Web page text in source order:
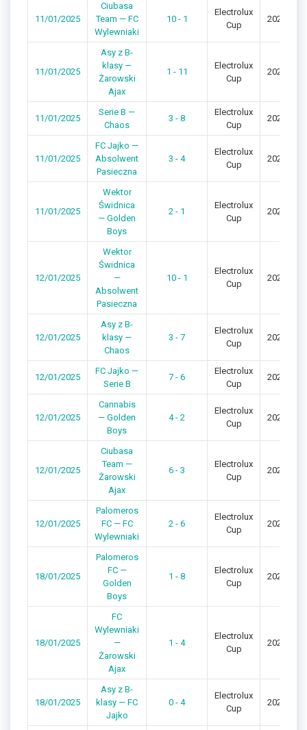
11/01/2025
Ciubasa
Team — FC
Wylewniaki
10 - 1
Electrolux
Cup
2024/
11/01/2025
Asy z B-
klasy —
Żarowski
Ajax
1 - 11
Electrolux
Cup
2024/
11/01/2025
Serie B —
Chaos
3 - 8
Electrolux
Cup
2024/
11/01/2025
FC Jajko —
Absolwent
Pasieczna
3 - 4
Electrolux
Cup
2024/
11/01/2025
Wektor
Świdnica
— Golden
Boys
2 - 1
Electrolux
Cup
2024/
12/01/2025
Wektor
Świdnica
—
Absolwent
Pasieczna
10 - 1
Electrolux
Cup
2024/
12/01/2025
Asy z B-
klasy —
Chaos
3 - 7
Electrolux
Cup
2024/
12/01/2025
FC Jajko —
Serie B
7 - 6
Electrolux
Cup
2024/
12/01/2025
Cannabis
— Golden
Boys
4 - 2
Electrolux
Cup
2024/
12/01/2025
Ciubasa
Team —
Żarowski
Ajax
6 - 3
Electrolux
Cup
2024/
12/01/2025
Palomeros
FC — FC
Wylewniaki
2 - 6
Electrolux
Cup
2024/
18/01/2025
Palomeros
FC —
Golden
Boys
1 - 8
Electrolux
Cup
2024/
18/01/2025
FC
Wylewniaki
—
Żarowski
Ajax
1 - 4
Electrolux
Cup
2024/
18/01/2025
Asy z B-
klasy — FC
Jajko
0 - 4
Electrolux
Cup
2024/